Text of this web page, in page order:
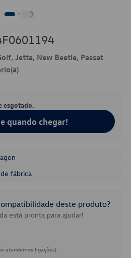
Jetta, New Beetle, Passat
esgotado.
quando chegar!
fábrica
deste produto?
está pronta para ajudar!
atendemos ligações)